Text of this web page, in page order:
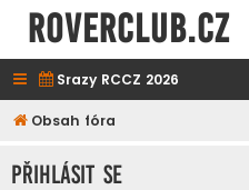
ROVERCLUB.cz
Srazy RCCZ 2026
Obsah fóra
Přihlásit se